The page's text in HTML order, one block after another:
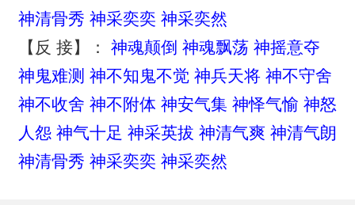
神清骨秀 神采奕奕 神采奕然
【反 接】： 神魂颠倒 神魂飘荡 神摇意夺
神鬼难测 神不知鬼不觉 神兵天将 神不守舍
神不收舍 神不附体 神安气集 神怿气愉 神怒
人怨 神气十足 神采英拔 神清气爽 神清气朗
神清骨秀 神采奕奕 神采奕然